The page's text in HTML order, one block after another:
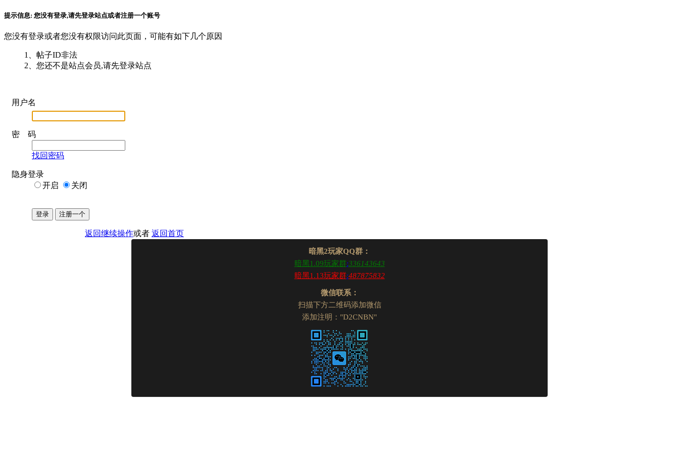
提示信息: 您没有登录,请先登录站点或者注册一个账号
您没有登录或者您没有权限访问此页面，可能有如下几个原因
1、帖子ID非法
2、您还不是站点会员,请先登录站点
用户名
密 码
找回密码
隐身登录
开启
关闭
登录 注册一个
返回继续操作或者 返回首页
暗黑2玩家QQ群：
暗黑1.09玩家群:336143643
暗黑1.13玩家群:487875832
微信联系：
扫描下方二维码添加微信
添加注明："D2CNBN"